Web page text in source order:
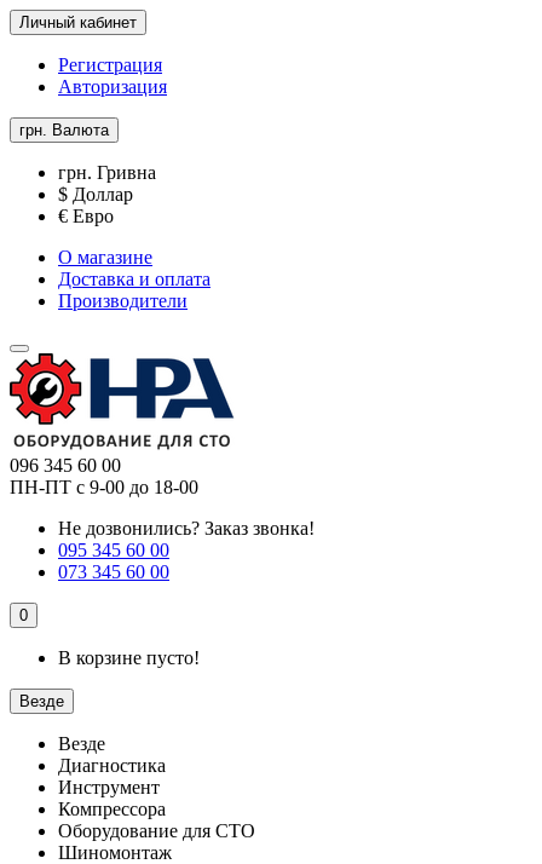
Личный кабинет
Регистрация
Авторизация
грн. Валюта
грн. Гривна
$ Доллар
€ Евро
О магазине
Доставка и оплата
Производители
096 345 60 00
ПН-ПТ с 9-00 до 18-00
Не дозвонились? Заказ звонка!
095 345 60 00
073 345 60 00
0
В корзине пусто!
Везде
Везде
Диагностика
Инструмент
Компрессора
Оборудование для СТО
Шиномонтаж